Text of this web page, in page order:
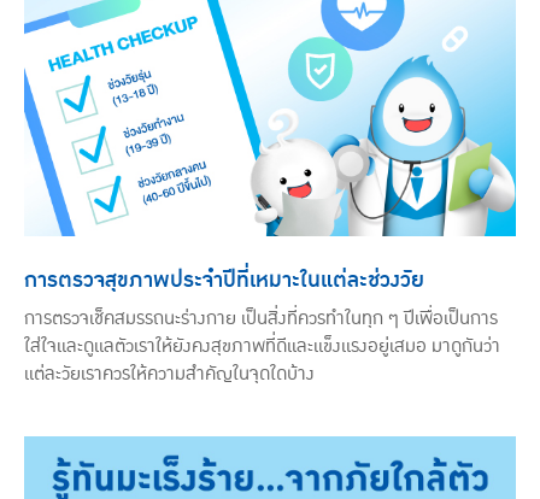
การตรวจสุขภาพประจำปีที่เหมาะในแต่ละช่วงวัย
การตรวจเช็คสมรรถนะร่างกาย เป็นสิ่งที่ควรทำในทุก ๆ ปีเพื่อเป็นการ
ใส่ใจและดูแลตัวเราให้ยังคงสุขภาพที่ดีและแข็งแรงอยู่เสมอ มาดูกันว่า
แต่ละวัยเราควรให้ความสำคัญในจุดใดบ้าง